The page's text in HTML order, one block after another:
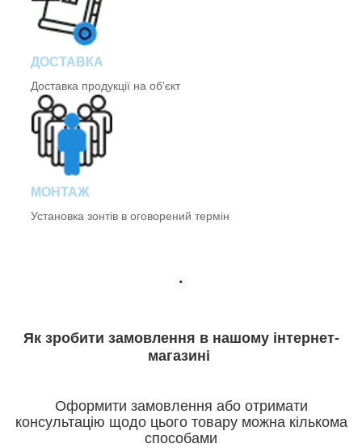
ДОСТАВКА
Доставка продукції на об'єкт
МОНТАЖ
Установка зонтів в оговорений термін
.
Як зробити замовлення в нашому інтернет-
магазині
Оформити замовлення або отримати
консультацію щодо цього товару можна кількома
способами